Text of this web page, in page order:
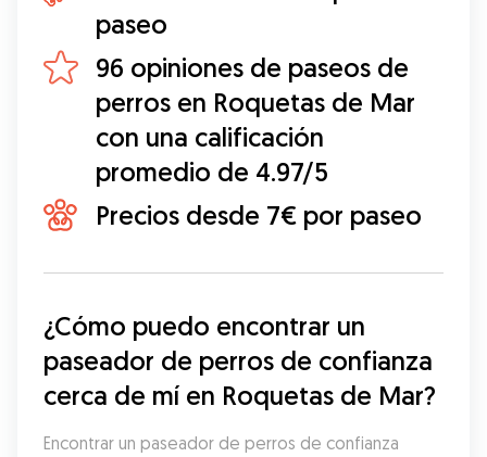
paseo
96 opiniones de paseos de
perros en Roquetas de Mar
con una calificación
promedio de 4.97/5
Precios desde 7€ por paseo
¿Cómo puedo encontrar un
paseador de perros de confianza
cerca de mí en Roquetas de Mar?
Encontrar un paseador de perros de confianza